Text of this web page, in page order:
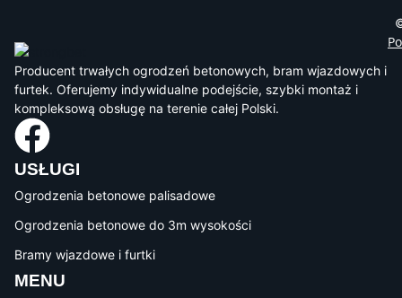
Producent trwałych ogrodzeń betonowych, bram wjazdowych i
furtek. Oferujemy indywidualne podejście, szybki montaż i
kompleksową obsługę na terenie całej Polski.
USŁUGI
Ogrodzenia betonowe palisadowe
Ogrodzenia betonowe do 3m wysokości
Bramy wjazdowe i furtki
MENU